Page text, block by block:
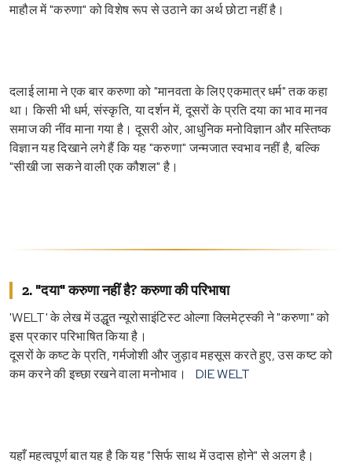
माहौल में "करुणा" को विशेष रूप से उठाने का अर्थ छोटा नहीं है।
दलाई लामा ने एक बार करुणा को "मानवता के लिए एकमात्र धर्म" तक कहा
था। किसी भी धर्म, संस्कृति, या दर्शन में, दूसरों के प्रति दया का भाव मानव
समाज की नींव माना गया है। दूसरी ओर, आधुनिक मनोविज्ञान और मस्तिष्क
विज्ञान यह दिखाने लगे हैं कि यह "करुणा" जन्मजात स्वभाव नहीं है, बल्कि
"सीखी जा सकने वाली एक कौशल" है।
2. "दया" करुणा नहीं है? करुणा की परिभाषा
'WELT' के लेख में उद्धृत न्यूरोसाइंटिस्ट ओल्गा क्लिमेट्स्की ने "करुणा" को
इस प्रकार परिभाषित किया है।
दूसरों के कष्ट के प्रति, गर्मजोशी और जुड़ाव महसूस करते हुए, उस कष्ट को
कम करने की इच्छा रखने वाला मनोभाव।
DIE WELT
यहाँ महत्वपूर्ण बात यह है कि यह "सिर्फ साथ में उदास होने" से अलग है।